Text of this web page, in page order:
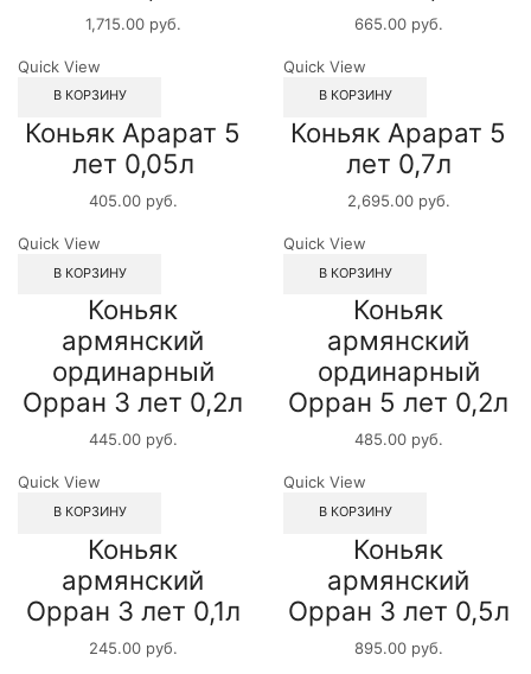
1,715.00 руб. 665.00 руб.
Quick View
В КОРЗИНУ
Коньяк Арарат 5
лет 0,05л
405.00 руб.
Quick View
В КОРЗИНУ
Коньяк Арарат 5
лет 0,7л
2,695.00 руб.
Quick View
В КОРЗИНУ
Коньяк
армянский
ординарный
Орран 3 лет 0,2л
445.00 руб.
Quick View
В КОРЗИНУ
Коньяк
армянский
ординарный
Орран 5 лет 0,2л
485.00 руб.
Quick View
В КОРЗИНУ
Коньяк
армянский
Орран 3 лет 0,1л
245.00 руб.
Quick View
В КОРЗИНУ
Коньяк
армянский
Орран 3 лет 0,5л
895.00 руб.